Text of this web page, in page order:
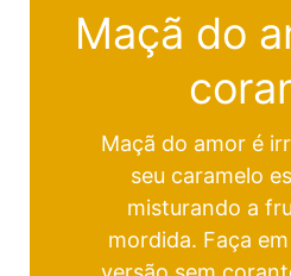
Maçã do
Maçã do amor é
seu caramelo
misturando a
mordida. Faça